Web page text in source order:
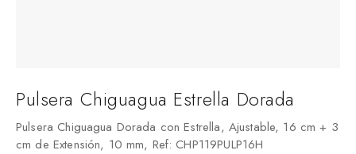
Pulsera Chiguagua Estrella Dorada
Pulsera Chiguagua Dorada con Estrella, Ajustable, 16 cm + 3
cm de Extensión, 10 mm, Ref: CHP119PULP16H